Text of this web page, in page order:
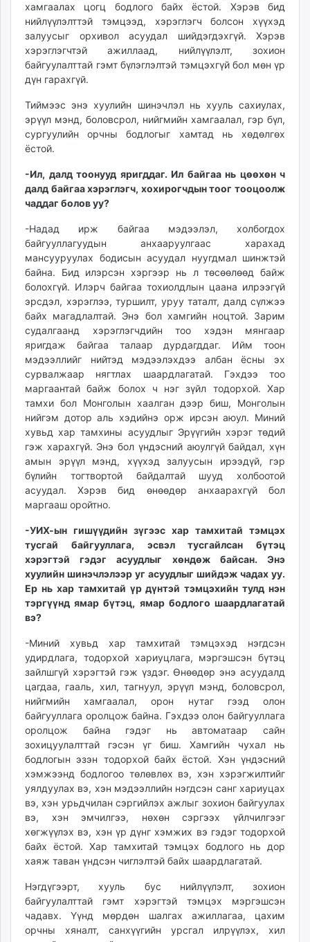
хамгаалах цогц бодлого байх ёстой. Хэрэв бид
нийлүүлэлттэй тэмцээд, хэрэглэгч болсон хүүхэд
залуусыг орхивол асуудал шийдэгдэхгүй. Хэрэв
хэрэглэгчтэй ажиллаад, нийлүүлэлт, зохион
байгуулалттай гэмт бүлэглэлтэй тэмцэхгүй бол мөн үр
дүн гарахгүй.
Тиймээс энэ хуулийн шинэчлэл нь хууль сахиулах,
эрүүл мэнд, боловсрол, нийгмийн хамгаалал, гэр бүл,
сургуулийн орчны бодлогыг хамтад нь хөдөлгөх
ёстой.
-Ил, далд тоонууд яригддаг. Ил байгаа нь цөөхөн ч
далд байгаа хэрэглэгч, хохирогчдын тоог тооцоолж
чаддаг болов уу?
-Надад ирж байгаа мэдээлэл, холбогдох
байгууллагуудын анхааруулгаас харахад
мансууруулах бодисын асуудал нуугдмал шинжтэй
байна. Бид илэрсэн хэргээр нь л төсөөлөөд байж
болохгүй. Илэрч байгаа тохиолдлын цаана илрээгүй
эрсдэл, хэрэглээ, туршилт, уруу таталт, далд сүлжээ
байх магадлалтай. Энэ бол хамгийн ноцтой. Зарим
судалгаанд хэрэглэгчдийн тоо хэдэн мянгаар
яригдаж байгаа талаар дурдагддаг. Ийм тоон
мэдээллийг нийтэд мэдээлэхдээ албан ёсны эх
сурвалжаар нягтлах шаардлагатай. Гэхдээ тоо
маргаантай байж болох ч нэг зүйл тодорхой. Хар
тамхи бол Монголын хаалган дээр биш, Монголын
нийгэм дотор аль хэдийнэ орж ирсэн аюул. Миний
хувьд хар тамхины асуудлыг Эрүүгийн хэрэг төдий
гэж харахгүй. Энэ бол үндэсний аюулгүй байдал, хүн
амын эрүүл мэнд, хүүхэд залуусын ирээдүй, гэр
бүлийн тогтвортой байдалтай шууд холбоотой
асуудал. Хэрэв бид өнөөдөр анхаарахгүй бол
маргааш оройтно.
-УИХ-ын гишүүдийн зүгээс хар тамхитай тэмцэх
тусгай байгууллага, эсвэл тусгайлсан бүтэц
хэрэгтэй гэдэг асуудлыг хөндөж байсан. Энэ
хуулийн шинэчлэлээр уг асуудлыг шийдэж чадах уу.
Ер нь хар тамхитай үр дүнтэй тэмцэхийн тулд нэн
тэргүүнд ямар бүтэц, ямар бодлого шаардлагатай
вэ?
-Миний хувьд хар тамхитай тэмцэхэд нэгдсэн
удирдлага, тодорхой хариуцлага, мэргэшсэн бүтэц
зайлшгүй хэрэгтэй гэж үздэг. Өнөөдөр энэ асуудалд
цагдаа, гааль, хил, тагнуул, эрүүл мэнд, боловсрол,
нийгмийн хамгаалал, орон нутаг гээд олон
байгууллага оролцож байна. Гэхдээ олон байгууллага
оролцож байна гэдэг нь автоматаар сайн
зохицуулалттай гэсэн үг биш. Хамгийн чухал нь
бодлогын эзэн тодорхой байх ёстой. Хэн үндэсний
хэмжээнд бодлогоо төлөвлөх вэ, хэн хэрэгжилтийг
уялдуулах вэ, хэн мэдээллийн нэгдсэн санг хариуцах
вэ, хэн урьдчилан сэргийлэх ажлыг зохион байгуулах
вэ, хэн эмчилгээ, нөхөн сэргээх үйлчилгээг
хөгжүүлэх вэ, хэн үр дүнг хэмжих вэ гэдэг тодорхой
байх ёстой. Хар тамхитай тэмцэх бодлого нь дор
хаяж таван үндсэн чиглэлтэй байх шаардлагатай.
Нэгдүгээрт, хууль бус нийлүүлэлт, зохион
байгуулалттай гэмт хэрэгтэй тэмцэх мэргэшсэн
чадавх. Үүнд мөрдөн шалгах ажиллагаа, цахим
орчны хяналт, санхүүгийн урсгал илрүүлэх, хил